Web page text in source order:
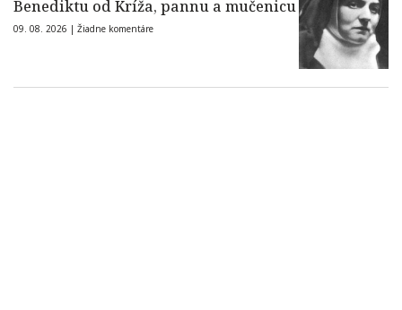
Benediktu od Kríža, pannu a mučenicu
09. 08. 2026 | Žiadne komentáre